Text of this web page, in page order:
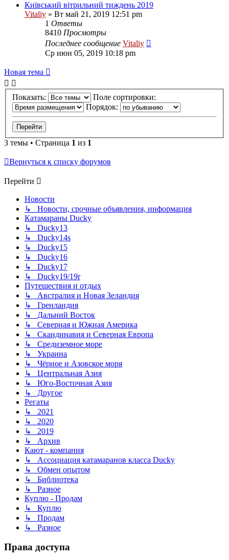
Київський вітрильний тиждень 2019
Vitaliy » Вт май 21, 2019 12:51 pm
1 Ответы
8410 Просмотры
Последнее сообщение Vitaliy
Ср июн 05, 2019 10:18 pm
Новая тема
Показать:
Поле сортировки:
Порядок:
3 темы • Страница 1 из 1
Вернуться к списку форумов
Перейти
Новости
↳ Новости, срочные объявления, информация
Катамараны Ducky
↳ Ducky13
↳ Ducky14s
↳ Ducky15
↳ Ducky16
↳ Ducky17
↳ Ducky19/19r
Путешествия и отдых
↳ Австралия и Новая Зеландия
↳ Гренландия
↳ Дальний Восток
↳ Северная и Южная Америка
↳ Скандинавия и Северная Европа
↳ Средиземное море
↳ Украина
↳ Чёрное и Азовское моря
↳ Центральная Азия
↳ Юго-Восточная Азия
↳ Другое
Регаты
↳ 2021
↳ 2020
↳ 2019
↳ Архив
Кают - компания
↳ Ассоциация катамаранов класса Ducky
↳ Обмен опытом
↳ Библиотека
↳ Разное
Куплю - Продам
↳ Куплю
↳ Продам
↳ Разное
Права доступа